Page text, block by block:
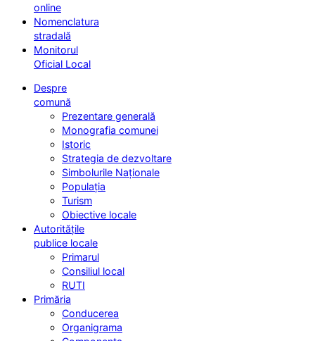
online
Nomenclatura
stradală
Monitorul
Oficial Local
Despre
comună
Prezentare generală
Monografia comunei
Istoric
Strategia de dezvoltare
Simbolurile Naționale
Populația
Turism
Obiective locale
Autoritățile
publice locale
Primarul
Consiliul local
RUTI
Primăria
Conducerea
Organigrama